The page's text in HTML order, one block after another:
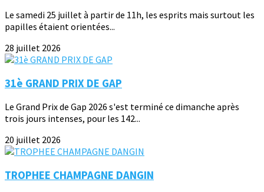
Le samedi 25 juillet à partir de 11h, les esprits mais surtout les
papilles étaient orientées...
28 juillet 2026
31è GRAND PRIX DE GAP
Le Grand Prix de Gap 2026 s'est terminé ce dimanche après
trois jours intenses, pour les 142...
20 juillet 2026
TROPHEE CHAMPAGNE DANGIN